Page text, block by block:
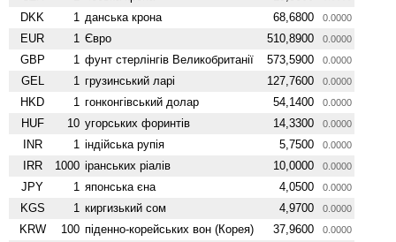
DKK 1 данська крона 68,6800 0.0000
EUR 1 Євро 510,8900 0.0000
GBP 1 фунт стерлінгів Велико­британії 573,5900 0.0000
GEL 1 грузинський ларі 127,7600 0.0000
HKD 1 гонконгівський долар 54,1400 0.0000
HUF 10 угорських форинтів 14,3300 0.0000
INR 1 індійська рупія 5,7500 0.0000
IRR 1000 іранських ріалів 10,0000 0.0000
JPY 1 японська єна 4,0500 0.0000
KGS 1 киргизький сом 4,9700 0.0000
KRW 100 піденно-корейських вон (Корея) 37,9600 0.0000